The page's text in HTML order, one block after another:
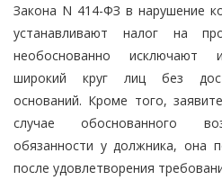
Закона N 414-ФЗ в нарушение
устанавливают налог на
необоснованно исключают
широкий круг лиц без
оснований. Кроме того,
случае обоснованного
обязанности у должника, она
после удовлетворения